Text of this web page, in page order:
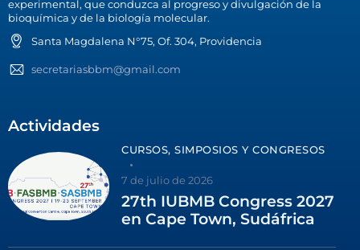
experimental, que conduzca al progreso y divulgación de la
bioquímica y de la biología molecular.
Santa Magdalena N°75, Of. 304, Providencia
secretariasbbm@gmail.com
Actividades
CURSOS, SIMPOSIOS Y CONGRESOS
7 de julio de 2026
27th IUBMB Congress 2027
en Cape Town, Sudáfrica